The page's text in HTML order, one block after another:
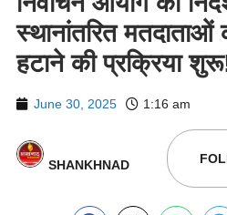
स्थानांतरित
हटाने की प्रक्रिया
June 30, 2025 1:16 am
SHANKHNAD